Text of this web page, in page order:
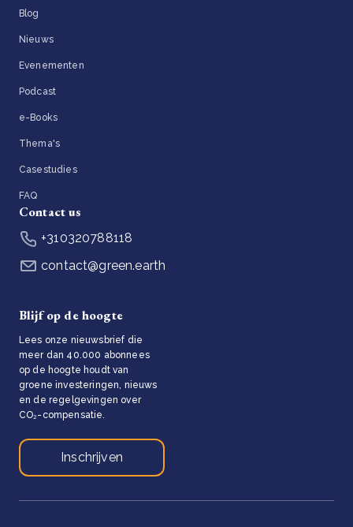
Blog
Nieuws
Evenementen
Podcast
e-Books
Thema's
Casestudies
FAQ
Contact us
+310320788118
contact@green.earth
Blijf op de hoogte
Lees onze nieuwsbrief die
meer dan 40.000 abonnees
op de hoogte houdt van
groene investeringen, nieuws
en de regelgevingen over
CO₂-compensatie.
Inschrijven